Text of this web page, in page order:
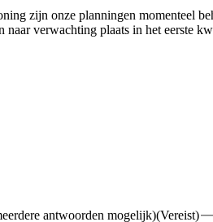
zijn onze planningen momenteel
verwachting plaats in het eerste
antwoorden mogelijk)(Vereist)